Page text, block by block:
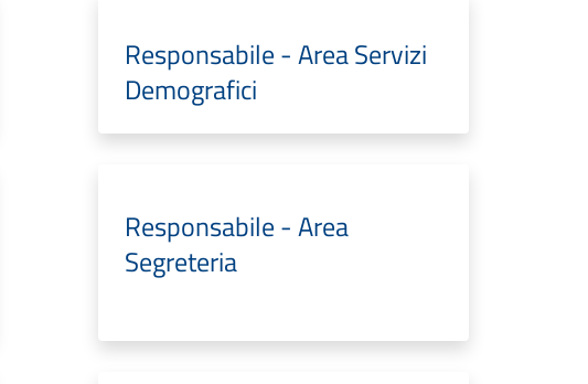
Responsabile - Area Servizi
Demografici
Responsabile - Area
Segreteria